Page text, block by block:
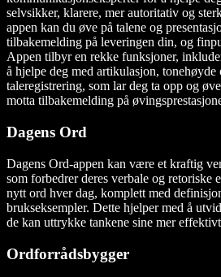
selvsikker, klarere, mer autoritativ og
appen kan du øve på talene og
tilbakemelding på leveringen din, og
Appen tilbyr en rekke funksjoner,
å hjelpe deg med artikulasjon, tonehøyde
taleregistrering, som lar deg ta opp og
motta tilbakemelding på
Dagens Ord
Dagens Ord-appen kan være et kraftig
som forbedrer deres verbale og retoriske
nytt ord hver dag, komplett med
brukseksempler. Dette hjelper med å
de kan uttrykke tankene sine mer
Ordforrådsbygger